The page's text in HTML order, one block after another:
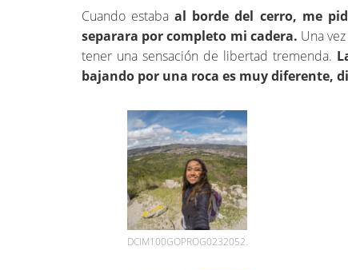
Cuando estabaal borde del cerro, me
separara por completo mi cadera. Una
tener una sensación de libertad tremenda.
bajando por una roca es muy diferente,
DCIM100GOPROG0232052.